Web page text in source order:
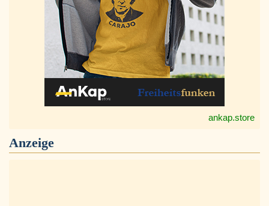
ankap.store
Anzeige